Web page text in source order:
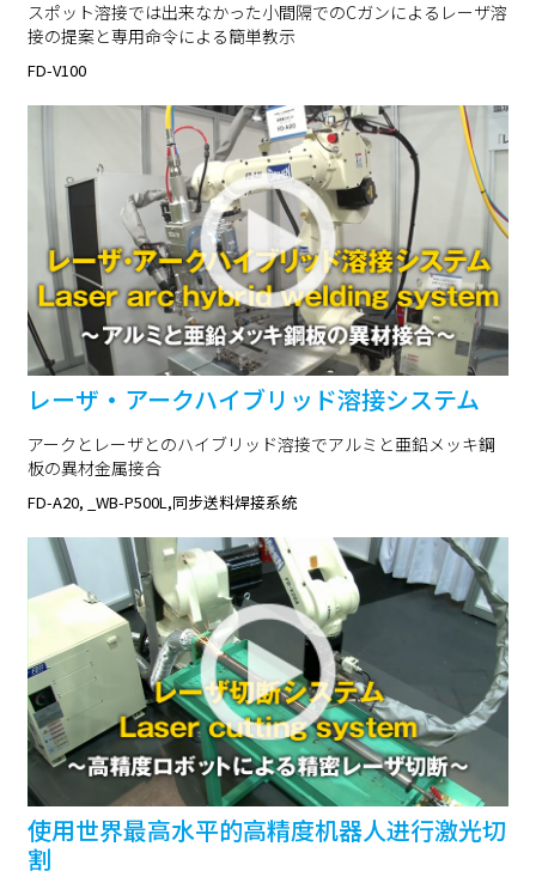
スポット溶接では出来なかった小間隔でのCガンによるレーザ溶
接の提案と専用命令による簡単教示
FD-V100
レーザ・アークハイブリッド溶接システム
アークとレーザとのハイブリッド溶接でアルミと亜鉛メッキ鋼
板の異材金属接合
FD-A20, _WB-P500L,同步送料焊接系统
使用世界最高水平的高精度机器人进行激光切
割